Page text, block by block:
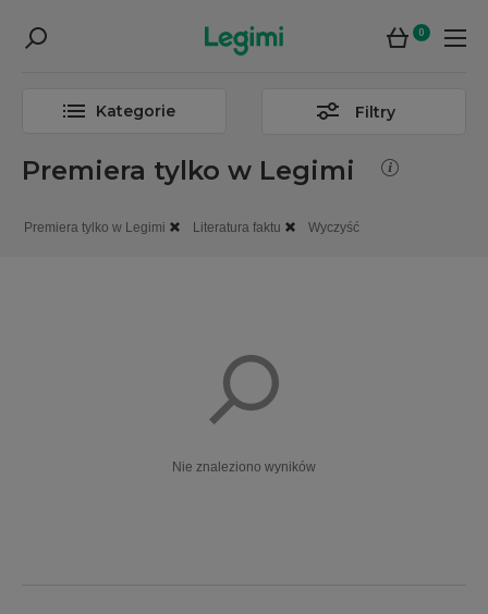
0
Kategorie Filtry
Premiera tylko w Legimi
Premiera tylko w Legimi Literatura faktu Wyczyść
Nie znaleziono wyników